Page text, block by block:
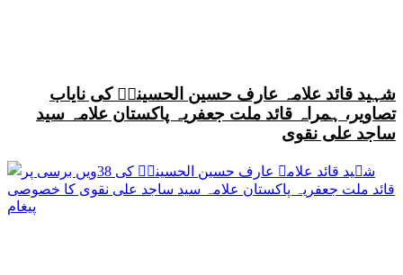
شہید قائد علامہ عارف حسین الحسینیؒ کی نایاب
تصاویر، ہمراہ قائد ملت جعفریہ پاکستان علامہ سید
ساجد علی نقوی